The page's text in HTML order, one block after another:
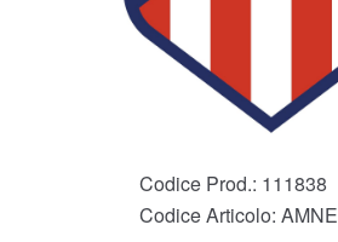
Codice Prod.: 111838
Codice Articolo: